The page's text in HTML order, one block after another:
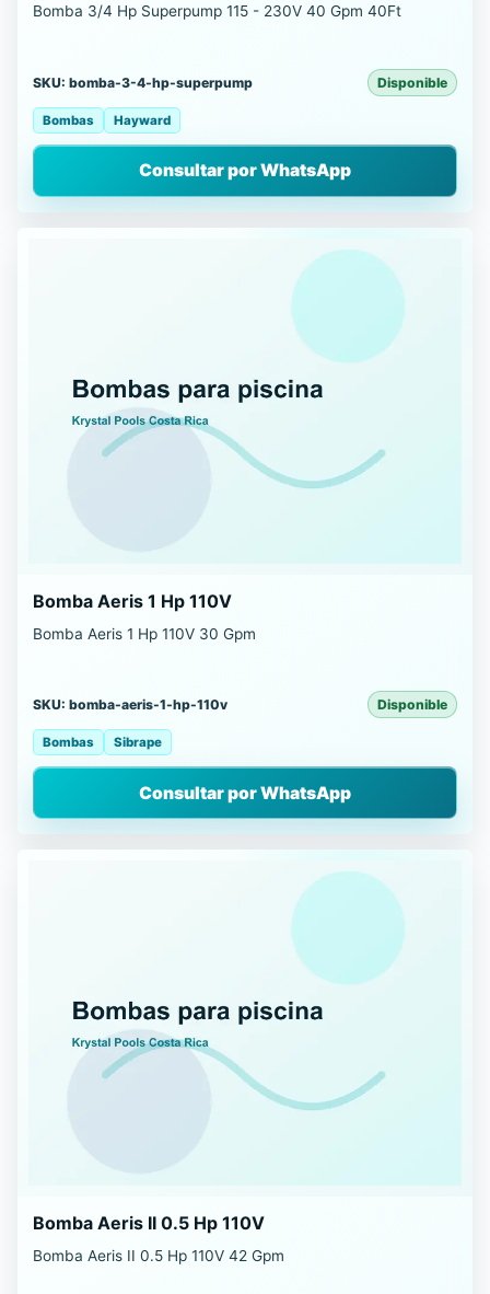
Bomba 3/4 Hp Superpump 115 - 230V 40 Gpm 40Ft
SKU: bomba-3-4-hp-superpump Disponible
Bombas Hayward
Consultar por WhatsApp
Bomba Aeris 1 Hp 110V
Bomba Aeris 1 Hp 110V 30 Gpm
SKU: bomba-aeris-1-hp-110v Disponible
Bombas Sibrape
Consultar por WhatsApp
Bomba Aeris II 0.5 Hp 110V
Bomba Aeris II 0.5 Hp 110V 42 Gpm